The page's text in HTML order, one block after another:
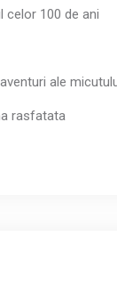
celor 100 de ani
ale
rasfatata